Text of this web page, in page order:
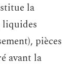
la
liquides
pièces
avant la